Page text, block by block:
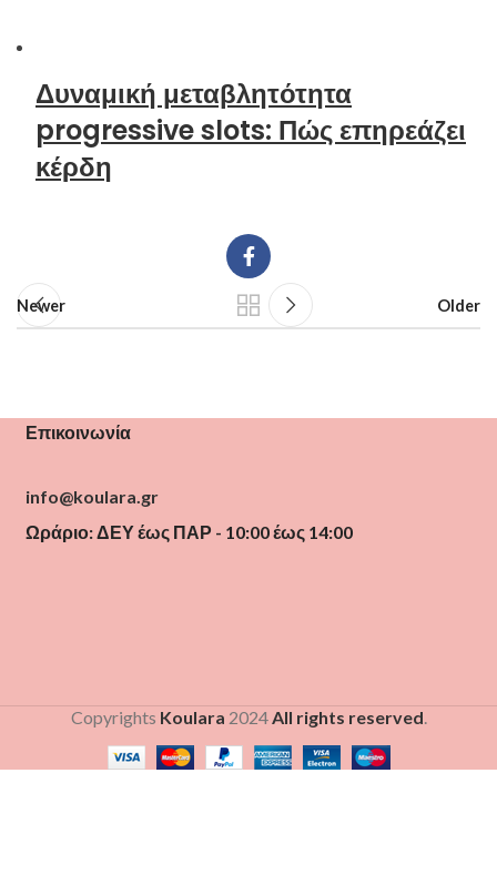
Δυναμική μεταβλητότητα
progressive slots: Πώς επηρεάζει
κέρδη
Newer Older
Επικοινωνία
info@koulara.gr
Ωράριο: ΔΕΥ έως ΠΑΡ - 10:00 έως 14:00
Copyrights Koulara 2024All rights reserved.